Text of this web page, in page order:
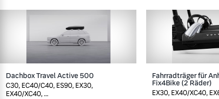
Dachbox Travel Active 500
C30, EC40/C40, ES90, EX30,
EX40/XC40, ...
Fahrradträger für
Fix4Bike (2 Räder)
EX30, EX40/XC40,